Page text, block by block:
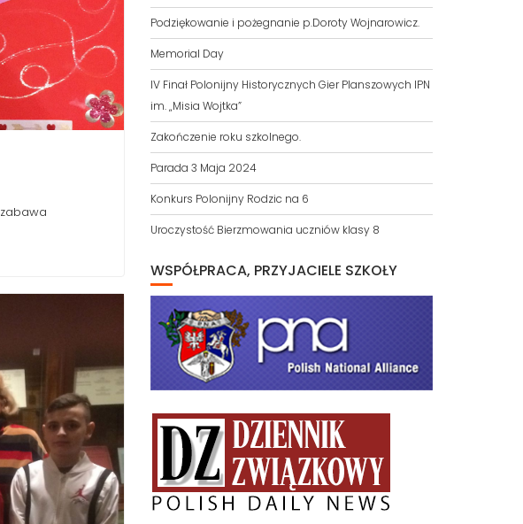
zabawa
Podziękowanie i pożegnanie p.Doroty Wojnarowicz.
Memorial Day
IV Finał Polonijny Historycznych Gier Planszowych IPN
im. „Misia Wojtka”
Zakończenie roku szkolnego.
Parada 3 Maja 2024
Konkurs Polonijny Rodzic na 6
Uroczystość Bierzmowania uczniów klasy 8
WSPÓŁPRACA, PRZYJACIELE SZKOŁY